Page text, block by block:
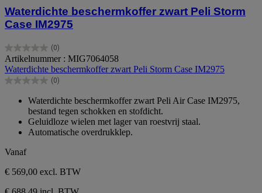
Waterdichte beschermkoffer zwart Peli Storm
Case IM2975
(0)
0.0
van
de
5
Artikelnummer : MIG7064058
Waterdichte beschermkoffer zwart Peli Storm Case IM2975
(0)
0.0
sterren.
Waterdichte beschermkoffer zwart Peli Air Case IM2975,
bestand tegen schokken en stofdicht.
Geluidloze wielen met lager van roestvrij staal.
Automatische overdrukklep.
Vanaf
€ 569,00 excl. BTW